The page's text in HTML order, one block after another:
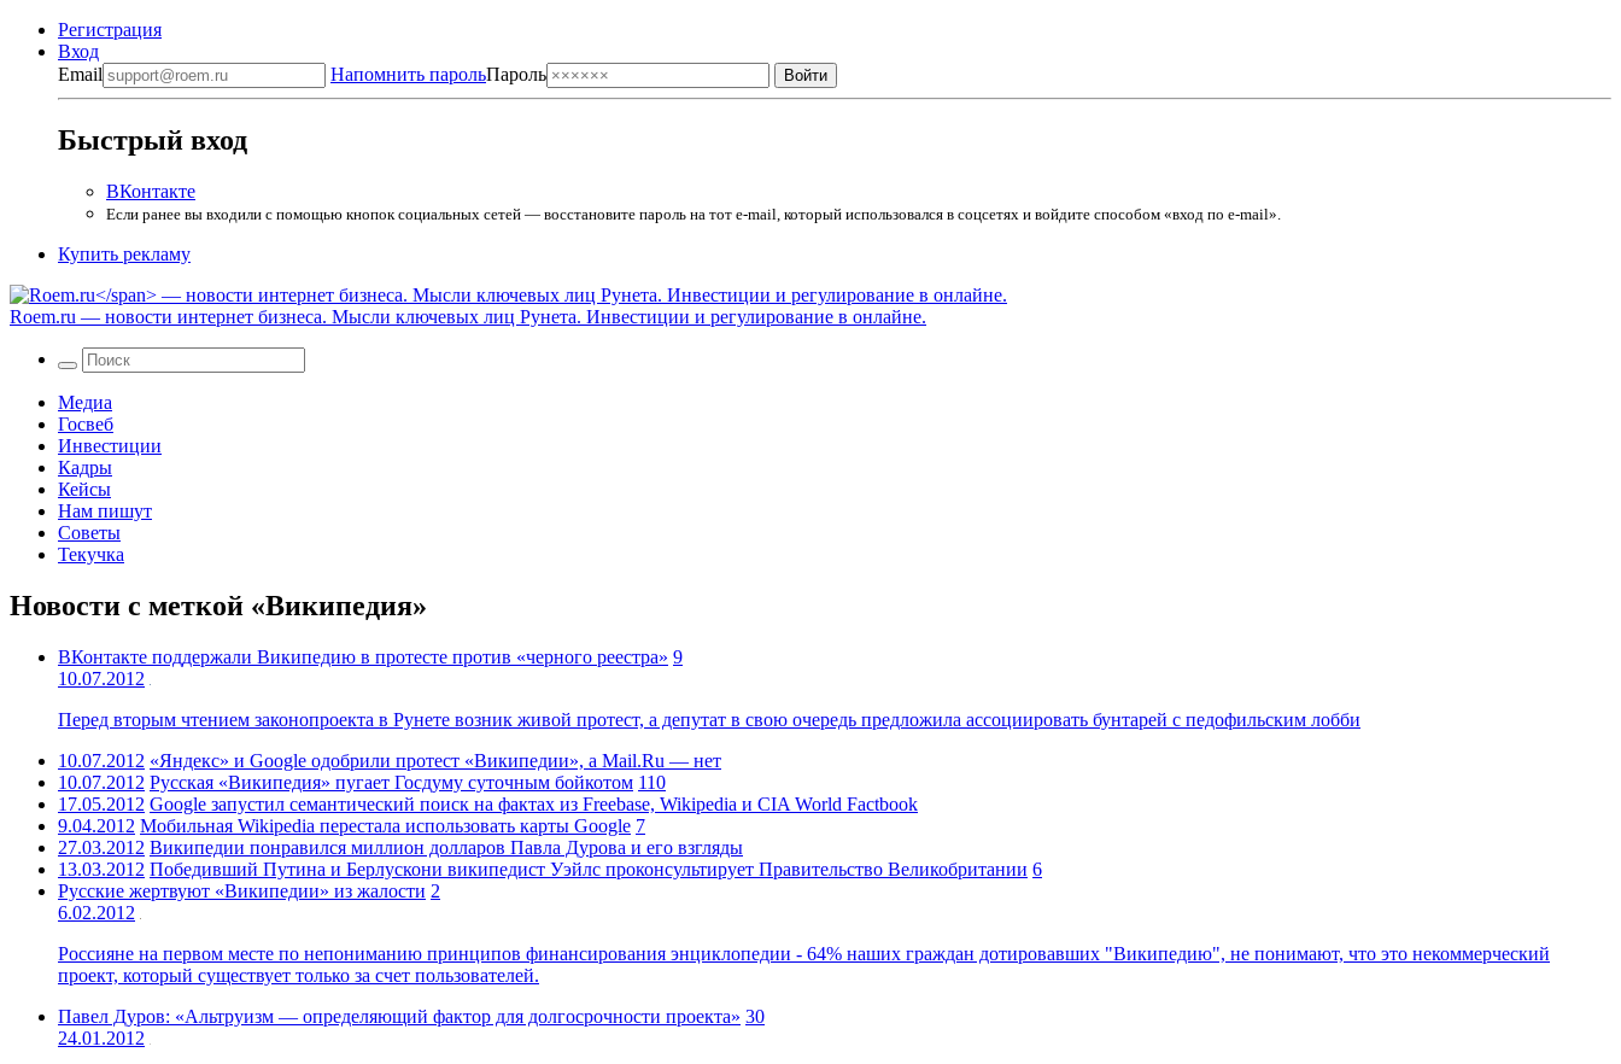
Регистрация
Вход
Email
Напомнить парольПароль
Быстрый вход
ВКонтакте
Если ранее вы входили с помощью кнопок социальных сетей — восстановите пароль на тот e-mail, который использовался в соцсетях и войдите способом «вход по e-mail».
Купить рекламу
Roem.ru — новости интернет бизнеса. Мысли ключевых лиц Рунета. Инвестиции и регулирование в онлайне.
Медиа
Госвеб
Инвестиции
Кадры
Кейсы
Нам пишут
Советы
Текучка
Новости с меткой «Википедия»
ВКонтакте поддержали Википедию в протесте против «черного реестра» 9
10.07.2012
Перед вторым чтением законопроекта в Рунете возник живой протест, а депутат в свою очередь предложила ассоциировать бунтарей с педофильским лобби
10.07.2012 «Яндекс» и Google одобрили протест «Википедии», а Mail.Ru — нет
10.07.2012 Русская «Википедия» пугает Госдуму суточным бойкотом 110
17.05.2012 Google запустил семантический поиск на фактах из Freebase, Wikipedia и CIA World Factbook
9.04.2012 Мобильная Wikipedia перестала использовать карты Google 7
27.03.2012 Википедии понравился миллион долларов Павла Дурова и его взгляды
13.03.2012 Победивший Путина и Берлускони википедист Уэйлс проконсультирует Правительство Великобритании 6
Русские жертвуют «Википедии» из жалости 2
6.02.2012
Россияне на первом месте по непониманию принципов финансирования энциклопедии - 64% наших граждан дотировавших "Википедию", не понимают, что это некоммерческий
проект, который существует только за счет пользователей.
Павел Дуров: «Альтруизм — определяющий фактор для долгосрочности проекта» 30
24.01.2012